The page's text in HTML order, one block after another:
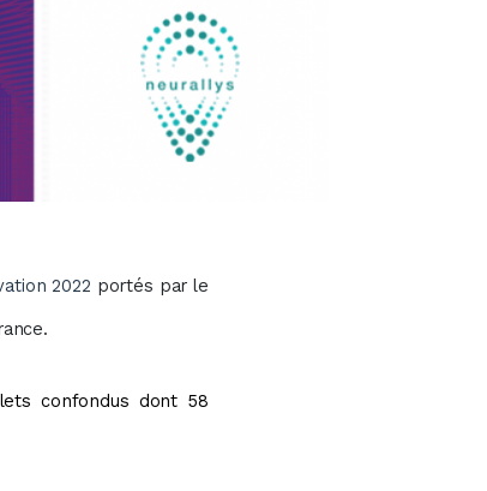
2022 portés par le
confondus dont 58